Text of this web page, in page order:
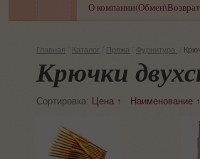
О
Главная Каталог Пряжа Фурнитура
Крючки
Сортировка: Цена ↑ Наименование ↑